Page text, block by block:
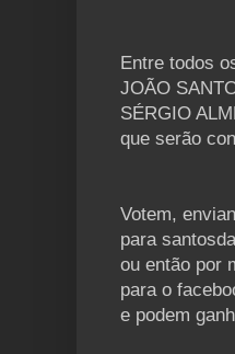
Entre todos
JOÃO
SÉRGIO
que serão
Votem,
para
ou então por
para o
e podem